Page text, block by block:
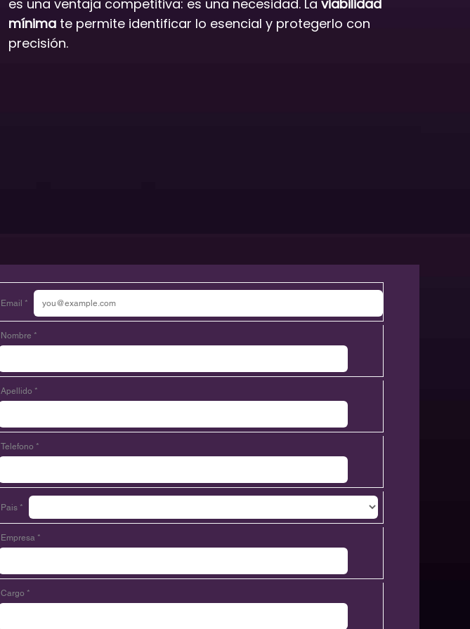
es una ventaja competitiva: es una necesidad. La viabilidad
mínima te permite identificar lo esencial y protegerlo con
precisión.
Email *
Nombre *
Apellido *
Telefono *
Pais *
Empresa *
Cargo *